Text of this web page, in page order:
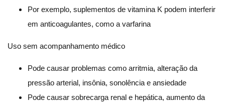
Por exemplo, suplementos de vitamina K podem interferir
em anticoagulantes, como a varfarina
Uso sem acompanhamento médico
Pode causar problemas como arritmia, alteração da
pressão arterial, insônia, sonolência e ansiedade
Pode causar sobrecarga renal e hepática, aumento da